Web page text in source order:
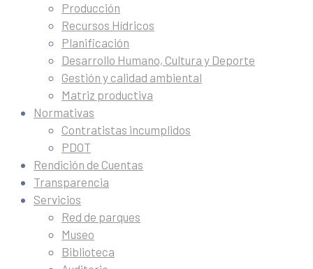
Producción
Recursos Hídricos
Planificación
Desarrollo Humano, Cultura y Deporte
Gestión y calidad ambiental
Matriz productiva
Normativas
Contratistas incumplidos
PDOT
Rendición de Cuentas
Transparencia
Servicios
Red de parques
Museo
Biblioteca